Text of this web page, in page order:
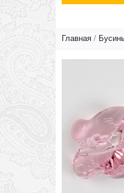
Главная /